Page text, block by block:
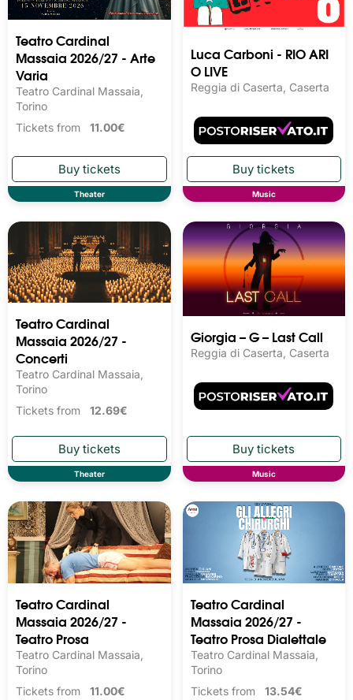
Teatro Cardinal
Massaia 2026/27 - Arte
Varia
Teatro Cardinal Massaia,
Torino
Tickets from 11.00€
Theater
Luca Carboni - RIO ARI
O LIVE
Reggia di Caserta, Caserta
Music
Teatro Cardinal
Massaia 2026/27 -
Concerti
Teatro Cardinal Massaia,
Torino
Tickets from 12.69€
Theater
Giorgia – G – Last Call
Reggia di Caserta, Caserta
Music
Teatro Cardinal
Massaia 2026/27 -
Teatro Prosa
Teatro Cardinal Massaia,
Torino
Tickets from 11.00€
Teatro Cardinal
Massaia 2026/27 -
Teatro Prosa Dialettale
Teatro Cardinal Massaia,
Torino
Tickets from 13.54€